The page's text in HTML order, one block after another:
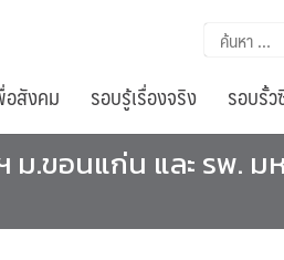
ค้นหา
สังคม รอบรู้เรื่องจริง รอบรั้
.ขอนแก่น และ รพ. มห